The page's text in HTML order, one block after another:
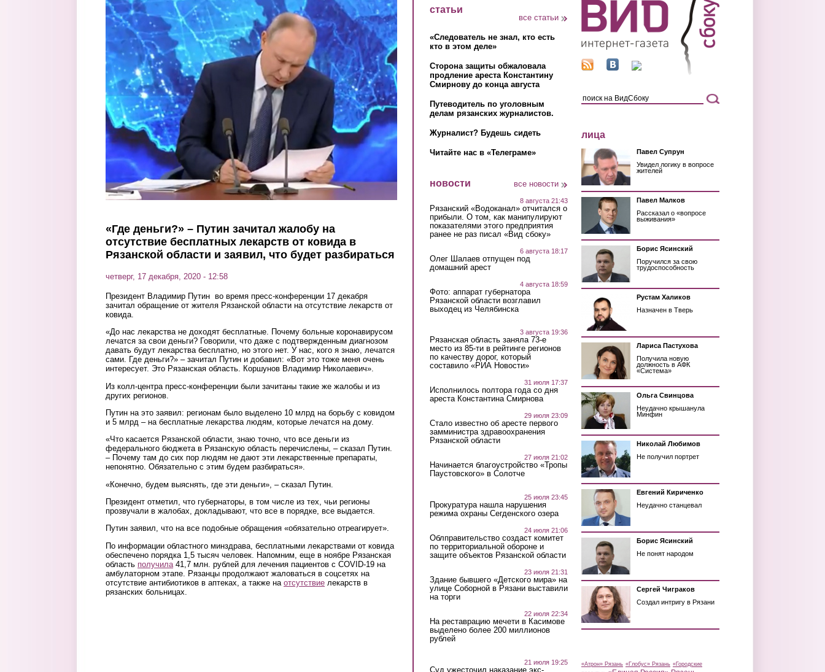
Перейти к основному содержанию
«Где деньги?» – Путин зачитал жалобу на
отсутствие бесплатных лекарств от ковида в
Рязанской области и заявил, что будет разбираться
четверг, 17 декабря, 2020 - 12:58
Президент Владимир Путин во время пресс-конференции 17 декабря
зачитал обращение от жителя Рязанской области на отсутствие лекарств от
ковида.
«До нас лекарства не доходят бесплатные. Почему больные коронавирусом
лечатся за свои деньги? Говорили, что даже с подтвержденным диагнозом
давать будут лекарства бесплатно, но этого нет. У нас, кого я знаю, лечатся
сами. Где деньги?» – зачитал Путин и добавил: «Вот это тоже меня очень
интересует. Это Рязанская область. Коршунов Владимир Николаевич».
Из колл-центра пресс-конференции были зачитаны такие же жалобы и из
других регионов.
Путин на это заявил: регионам было выделено 10 млрд на борьбу с ковидом
и 5 млрд – на бесплатные лекарства людям, которые лечатся на дому.
«Что касается Рязанской области, знаю точно, что все деньги из
федерального бюджета в Рязанскую область перечислены, – сказал Путин.
– Почему там до сих пор людям не дают эти лекарственные препараты,
непонятно. Обязательно с этим будем разбираться».
«Конечно, будем выяснять, где эти деньги», – сказал Путин.
Президент отметил, что губернаторы, в том числе из тех, чьи регионы
прозвучали в жалобах, докладывают, что все в порядке, все выдается.
Путин заявил, что на все подобные обращения «обязательно отреагирует».
По информации областного минздрава, бесплатными лекарствами от ковида
обеспечено порядка 1,5 тысяч человек. Напомним, еще в ноябре Рязанская
область получила 41,7 млн. рублей для лечения пациентов с COVID-19 на
амбулаторном этапе. Рязанцы продолжают жаловаться в соцсетях на
отсутствие антибиотиков в аптеках, а также на отсутствие лекарств в
рязанских больницах.
статьи
все статьи
«Следователь не знал, кто есть
кто в этом деле»
Сторона защиты обжаловала
продление ареста Константину
Смирнову до конца августа
Путеводитель по уголовным
делам рязанских журналистов.
Журналист? Будешь сидеть
Читайте нас в «Телеграме»
новости все новости
8 августа 21:43
Рязанский «Водоканал» отчитался о
прибыли. О том, как манипулируют
показателями этого предприятия
ранее не раз писал «Вид сбоку»
6 августа 18:17
Олег Шалаев отпущен под
домашний арест
4 августа 18:59
Фото: аппарат губернатора
Рязанской области возглавил
выходец из Челябинска
3 августа 19:36
Рязанская область заняла 73-е
место из 85-ти в рейтинге регионов
по качеству дорог, который
составило «РИА Новости»
31 июля 17:37
Исполнилось полтора года со дня
ареста Константина Смирнова
29 июля 23:09
Стало известно об аресте первого
замминистра здравоохранения
Рязанской области
27 июля 21:02
Начинается благоустройство «Тропы
Паустовского» в Солотче
25 июля 23:45
Прокуратура нашла нарушения
режима охраны Сегденского озера
24 июля 21:06
Облправительство создаст комитет
по территориальной обороне и
защите объектов Рязанской области
23 июля 21:31
Здание бывшего «Детского мира» на
улице Соборной в Рязани выставили
на торги
22 июля 22:34
На реставрацию мечети в Касимове
выделено более 200 миллионов
рублей
21 июля 19:25
Суд ужесточил наказание экс-
лица
Павел Супрун
Увидел логику в вопросе
жителей
Павел Малков
Рассказал о «вопросе
выживания»
Борис Ясинский
Поручился за свою
трудоспособность
Рустам Халиков
Назначен в Тверь
Лариса Пастухова
Получила новую
должность в АФК
«Система»
Ольга Свинцова
Неудачно крышанула
Минфин
Николай Любимов
Не получил портрет
Евгений Кириченко
Неудачно станцевал
Борис Ясинский
Не понят народом
Сергей Чиграков
Создал интригу в Рязани
«Атрон» Рязань «Глобус» Рязань «Городские